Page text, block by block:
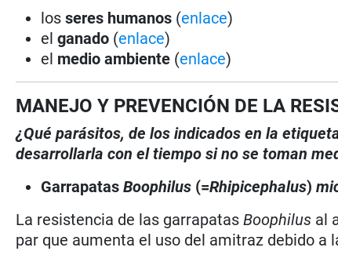
losseres humanos (enlace)
elganado (enlace)
el medio ambiente (enlace)
MANEJO Y PREVENCIÓN DE LA
¿Qué parásitos, de los indicados en la
desarrollarla con el tiempo si no se toman
GarrapatasBoophilus (=Rhipicephalus)
La resistencia de las garrapatas Boophilus al
par que aumenta el uso del amitraz debido